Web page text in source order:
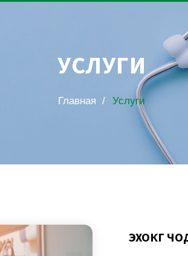
УСЛУГИ
Главная / Услуги
ЭХОКГ